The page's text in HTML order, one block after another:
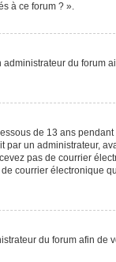
à ce forum ? ».
administrateur du forum
de 13 ans pendant
par un administrateur,
pas de courrier
courrier électronique
du forum afin de